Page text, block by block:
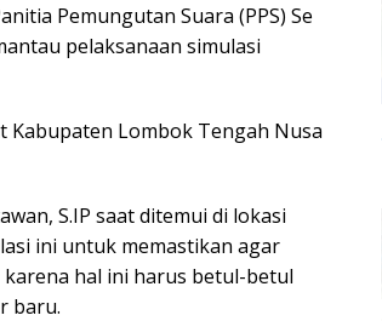
Pemungutan Suara (PPS) Se
pelaksanaan simulasi
Kabupaten Lombok Tengah Nusa
S.IP saat ditemui di lokasi
ini untuk memastikan agar
hal ini harus betul-betul
baru.